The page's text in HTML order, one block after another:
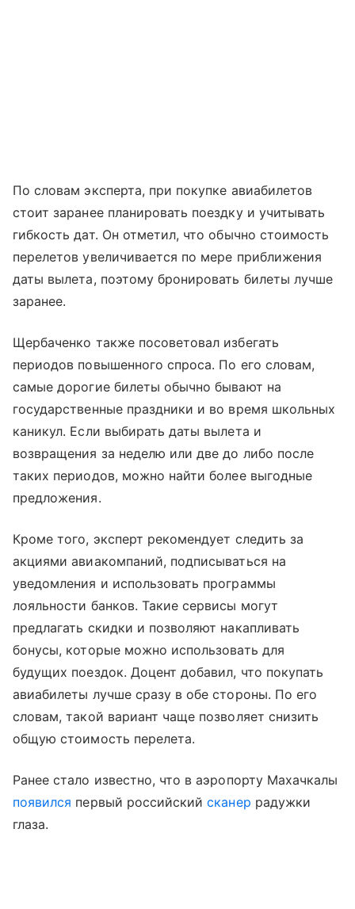
По словам эксперта, при покупке авиабилетов
стоит заранее планировать поездку и учитывать
гибкость дат. Он отметил, что обычно стоимость
перелетов увеличивается по мере приближения
даты вылета, поэтому бронировать билеты лучше
заранее.
Щербаченко также посоветовал избегать
периодов повышенного спроса. По его словам,
самые дорогие билеты обычно бывают на
государственные праздники и во время школьных
каникул. Если выбирать даты вылета и
возвращения за неделю или две до либо после
таких периодов, можно найти более выгодные
предложения.
Кроме того, эксперт рекомендует следить за
акциями авиакомпаний, подписываться на
уведомления и использовать программы
лояльности банков. Такие сервисы могут
предлагать скидки и позволяют накапливать
бонусы, которые можно использовать для
будущих поездок. Доцент добавил, что покупать
авиабилеты лучше сразу в обе стороны. По его
словам, такой вариант чаще позволяет снизить
общую стоимость перелета.
Ранее стало известно, что в аэропорту Махачкалы
появилcя первый российскийсканер радужки
глаза.